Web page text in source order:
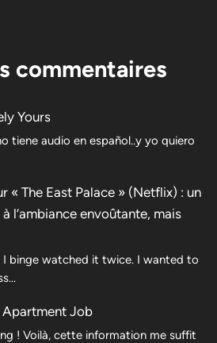
commentaires
Yours
tiene audio en español..y yo quiero
« The East Palace » (Netflix) : un
l’ambiance envoûtante, mais
binge watched it twice. I wanted to
Apartment Job
! Voilà, cette information me suffit